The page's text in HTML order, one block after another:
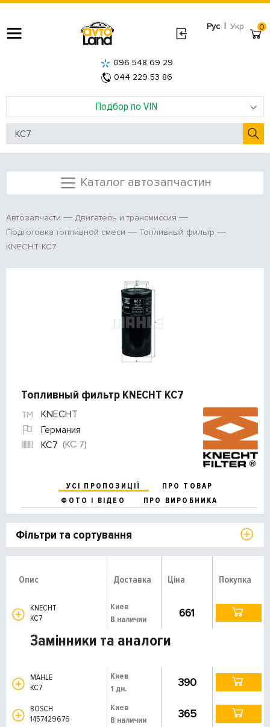
Рус | Укр
Подбор по VIN
096 548 69 29
044 229 53 86
0
Каталог автозапчастин
Автозапчасти
Двигатель и трансмиссия
Подготовка топливной смеси
Топливный фильтр
KNECHT KC7
Топливный фильтр KNECHT KC7
KNECHT
Германия
KC7 (KC 7)
УСІ ПРОПОЗИЦІЇ
ПРО ТОВАР
ФОТО І ВІДЕО
ПРО ВИРОБНИКА
Фільтри та сортування
Опис Доставка Ціна Покупка
KNECHT
KC7
Киев
В наличии
661
Замінники та аналоги
MAHLE
KC7
Киев
1 дн.
390
BOSCH
1457429676
Киев
В наличии
365